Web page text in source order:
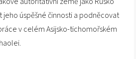
jeho úspěšné činnosti a podněcovat
v celém Asijsko-tichomořském